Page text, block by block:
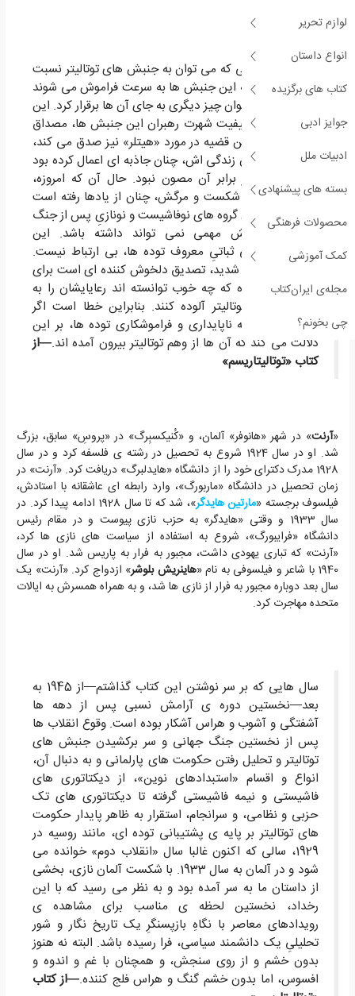
لوازم تحریر
انواع داستان
کتاب های برگزیده
جوایز ادبی
ادبیات ملل
بسته های پیشنهادی
محصولات فرهنگی
کمک آموزشی
مجله‌ی ایران‌کتاب
چی بخونم؟
مهم ترین خصلتی که می توان به جنبش های توتالیتر نسبت
داد، آن است که این جنبش ها به سرعت فراموش می شوند
و به آسانی می توان چیز دیگری به جای آن ها برقرار کرد. این
قضیه در مورد کیفیت شهرت رهبران این جنبش ها، مصداق
بیشتری دارد. این قضیه در مورد «هیتلر» نیز صدق می کند،
کسی که در زمان زندگی اش، چنان جاذبه ای اعمال کرده بود
که هیچکس در برابر آن مصون نبود. حال آن که امروزه،
«هیتلر» پس از شکست و مرگش، چنان از یادها رفته است
که حتی در میان گروه های نوفاشیست و نونازیِ پس از جنگ
نیز چندان نقش مهمی نمی تواند داشته باشد. این
ناپایداری، با بی ثباتیِ معروف توده ها، بی ارتباط نیست.
همین ناپایداری شدید، تصدیق دلخوش کننده ای است برای
این رهبرانِ مرده که چه خوب توانسته اند رعایایشان را به
ویروس خاص توتالیتر آلوده کنند. بنابراین خطا است اگر
چنین پنداریم که ناپایداری و فراموشکاری توده ها، بر این
دلالت می کند که آن ها از وهم توتالیتر بیرون آمده اند.—از
کتاب «توتالیتاریسم»
«آرنت» در شهر «هانوفر» آلمان، و «کُنیکسبِرگ» در «پروسِ» سابق، بزرگ
شد. او در سال 1924 شروع به تحصیل در رشته ی فلسفه کرد و در سال
1928 مدرک دکترای خود را از دانشگاه «هایدلبرگ» دریافت کرد. «آرنت» در
زمان تحصیل در دانشگاه «ماربورگ»، وارد رابطه ای عاشقانه با استادش،
فیلسوف برجسته «مارتین هایدگر
»، شد که تا سال 1928 ادامه پیدا کرد. در
سال 1933 و وقتی «هایدگر» به حزب نازی پیوست و در مقام رئیس
دانشگاه «فرایبورگ»، شروع به استفاده از سیاست های نازی ها کرد،
«آرنت» که تباری یهودی داشت، مجبور به فرار به پاریس شد. او در سال
1940 با شاعر و فیلسوفی به نام «
هاینریش بلوشر» ازدواج کرد. «آرنت» یک
سال بعد دوباره مجبور به فرار از نازی ها شد، و به همراه همسرش به ایالات
متحده مهاجرت کرد.
سال هایی که بر سر نوشتن این کتاب گذاشتم—از 1945 به
بعد—نخستین دوره ی آرامش نسبی پس از دهه ها
آشفتگی و آشوب و هراس آشکار بوده است. وقوع انقلاب ها
پس از نخستین جنگ جهانی و سر برکشیدن جنبش های
توتالیتر و تحلیل رفتن حکومت های پارلمانی و به دنبال آن،
انواع و اقسام «استبدادهای نوین»، از دیکتاتوری های
فاشیستی و نیمه فاشیستی گرفته تا دیکتاتوری های تک
حزبی و نظامی، و سرانجام، استقرار به ظاهر پایدار حکومت
های توتالیتر بر پایه ی پشتیبانی توده ای، مانند روسیه در
1929، سالی که اکنون غالبا سال «انقلاب دوم» خوانده می
شود و در آلمان به سال 1933. با شکست آلمان نازی، بخشی
از داستان ما به سر آمده بود و به نظر می رسید که با این
رخداد، نخستین لحظه ی مناسب برای مشاهده ی
رویدادهای معاصر با نگاهِ بازپسنگرِ یک تاریخ نگار و شور
تحلیلیِ یک دانشمند سیاسی، فرا رسیده باشد. البته نه هنوز
بدون خشم و از روی سنجش، و همچنان با غم و اندوه و
افسوس، اما بدون خشم گنگ و هراس فلج کننده.—از کتاب